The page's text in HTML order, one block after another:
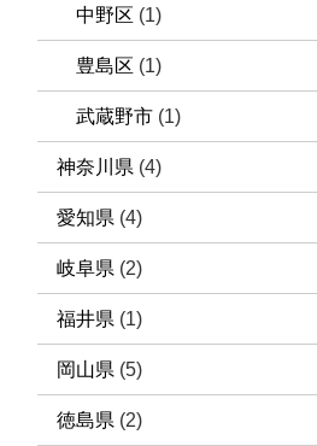
中野区 (1)
豊島区 (1)
武蔵野市 (1)
神奈川県 (4)
愛知県 (4)
岐阜県 (2)
福井県 (1)
岡山県 (5)
徳島県 (2)